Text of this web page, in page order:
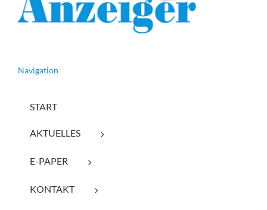
Navigation
START
AKTUELLES
E-PAPER
KONTAKT